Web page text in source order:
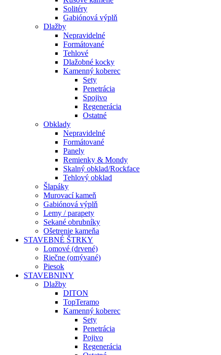
Solitéry
Gabiónová výplň
Dlažby
Nepravidelné
Formátované
Tehlové
Dlažobné kocky
Kamenný koberec
Sety
Penetrácia
Spojivo
Regenerácia
Ostatné
Obklady
Nepravidelné
Formátované
Panely
Remienky & Mondy
Skalný obklad/Rockface
Tehlový obklad
Šlapáky
Murovací kameň
Gabiónová výplň
Lemy / parapety
Sekané obrubníky
Ošetrenie kameňa
STAVEBNÉ ŠTRKY
Lomové (drvené)
Riečne (omývané)
Piesok
STAVEBNINY
Dlažby
DITON
TopTeramo
Kamenný koberec
Sety
Penetrácia
Pojivo
Regenerácia